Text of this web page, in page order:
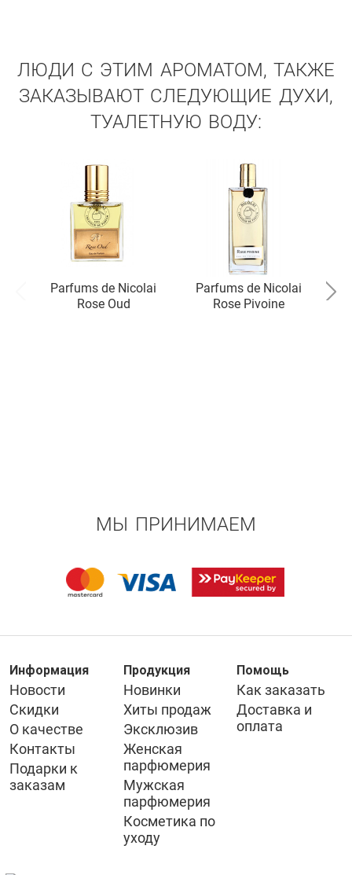
ЛЮДИ С ЭТИМ АРОМАТОМ, ТАКЖЕ
ЗАКАЗЫВАЮТ СЛЕДУЮЩИЕ ДУХИ,
ТУАЛЕТНУЮ ВОДУ:
Parfums de Nicolai
Rose Oud
Parfums de Nicolai
Rose Pivoine
МЫ ПРИНИМАЕМ
Информация
Новости
Скидки
О качестве
Контакты
Подарки к
заказам
Продукция
Новинки
Хиты продаж
Эксклюзив
Женская
парфюмерия
Мужская
парфюмерия
Косметика по
уходу
Помощь
Как заказать
Доставка и
оплата